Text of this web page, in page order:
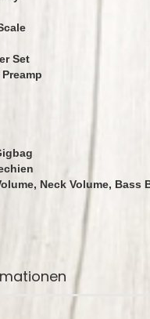
Set
Neck Volume, Bass